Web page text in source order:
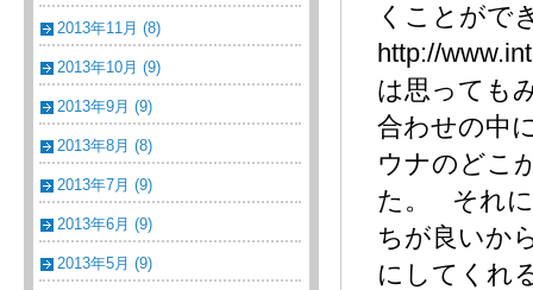
2013年11月 (8)
2013年10月 (9)
2013年9月 (9)
2013年8月 (8)
2013年7月 (9)
2013年6月 (9)
2013年5月 (9)
くことがで
http://
は思っても
合わせの中
ウナのどこ
た。 それ
ちが良いか
にしてくれ